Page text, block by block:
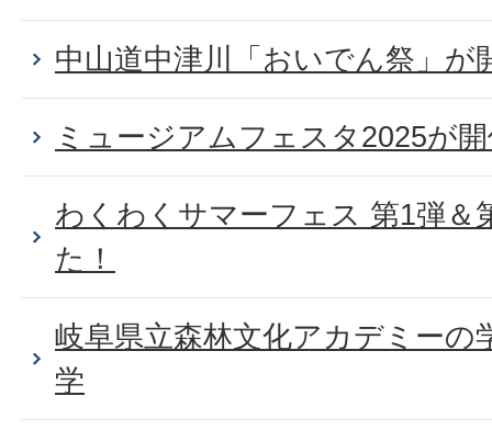
中山道中津川「おいでん祭」が
ミュージアムフェスタ2025が
わくわくサマーフェス 第1弾＆
た！
岐阜県立森林文化アカデミーの
学